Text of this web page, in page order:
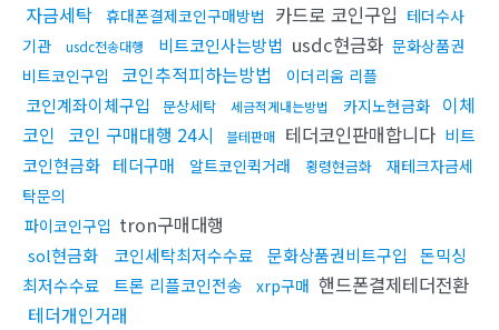
자금세탁 휴대폰결제코인구매방법 카드로 코인구입 테더수사
기관
usdc전송대행 비트코인사는방법 usdc현금화 문화상품권
비트코인구입
코인추적피하는방법 이더리움 리플
코인계좌이체구입 문상세탁 세금적게내는방법 카지노현금화 이체
코인 코인 구매대행 24시 블테판매 테더코인판매합니다 비트
코인현금화 테더구매 알트코인퀵거래 횡령현금화
재테크자금세
탁문의
파이코인구입 tron구매대행
sol현금화 코인세탁최저수수료 문화상품권비트구입
돈믹싱
최저수수료
트론 리플코인전송 xrp구매 핸드폰결제테더전환
테더개인거래